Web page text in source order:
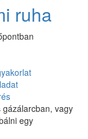
ruha
vagy
egy